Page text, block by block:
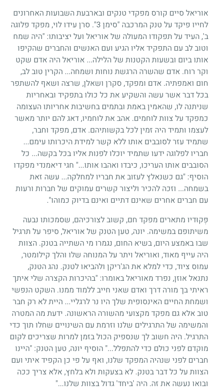
אוריאל סיים קורס מפקדי טנקים ובארבעת השבועות האחרונים
לחייו פיקד על טנק המרכבה "סימן 3". סרן עידו לוי, מפקד פלוגה
ב', העיד על תפקודו המעולה של אוריאל ועל יציבותו: "היה שמח
וטוב לב עם התפקיד אליו הגיע ועם האנשים והחברים שהקיפו
אותו ביום ובשעות הקטנות של הלילה... אוריאל היה אדם שקט
וקר רוח. אדם שהשרה הרגשת נוחות ושמחה... הקרין טוב לב,
חום ואמפתיה. אדם ומפקד, סקרן ושאלן, שרצה ושאף להשתפר
בכל דבר אשר עשה והשקיע את כל כולו בתפקיד ובאחריות
שניתנה לו, שהאמין באמת ובתמים בחשיבות אחריותו העצומה
כמפקד על צוות לוחמים. אהב את לוחמיו, דאג להם יותר מאשר
לעצמו ותמיד היה זמין לכל בקשותיהם. אדם, מפקד וחבר,
שתמיד עזר לסובבים אותו ללא קשר למידת היכרותו עימם...
חבריו לפלוגה ידעו שתמיד יוכלו לפנות אליו בכל בקשה... כל
הסובבים אותו העריכו, כיבדו ואהבו אותו..." חגי דיאמנדי מפקדו
הוסיף: "גם כשנאלץ לעזוב את חבריו למחלקה... עשה זאת
בשמחה... וזכה להכיר וליצור קשרים עמוקים של חברות ורעות
עם חברים אחרים שאינם דתיים ואינם בדיוק כמוהו".
פְּקוּדיו מתארים מפקד חם, קשוב לצורכיהם, שסמכותו נבעה
משיתופם במשימה. יונה, טען הטנק של אוריאל, סיפר על תרגיל
שבו באמצע היום, בשיא החום, נגמרו מי השתייה בטנק. הצוות
היה עייף מאוד, ואוריאל ויתר על המנוחה שלו והלך קילומטר,
עמוס ציוד, כדי למלא את הג'ריקן ולהביאו לטנק. נהג הטנק,
נתנאל אוזן, נפרד מאוריאל באומרו: "בהיכרות הקצרה שלי איתך
ראיתי בך מורה דרך ואדם שאני חייב ללמוד ממנו. השקט הנפשי
ושמחת החיים האינסופית שלך היו נר לרגליי... היית לא רק חבר
טוב אלא גם מפקד מקצועי מהשורה הראשונה. ידעת מה המטרה
והמשימה של התרגילים שלנו וזרמת עם השינויים שחלו תוך כדי
התרגיל. היה חשוב לך שנספיק הכול בזמן למרות שצריכים לקום
מוקדם לפני כולם כדי להתפלל..." הוסיף יונה, טען הטנק: "היינו
חברים לפני שנהיה המפקד שלנו, ואף על פי כן הקפיד איתי ועם
הצוות על כל דבר בטנק. לא בצעקות ולא בלחץ, אלא צריך ככה
ובואו נעשה את זה. היה 'ביחד' גדול בצוות שלנו..."